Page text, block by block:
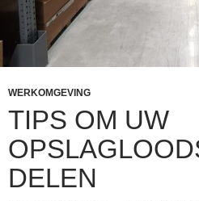
WERKOMGEVING
TIPS OM UW
DELEN